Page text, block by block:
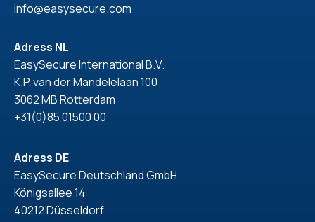
info@easysecure.com
Adress NL
EasySecure International B.V.
K.P. van der Mandelelaan 100
3062 MB Rotterdam
+31(0)85 01500 00
Adress DE
EasySecure Deutschland GmbH
Königsallee 14
40212 Düsseldorf